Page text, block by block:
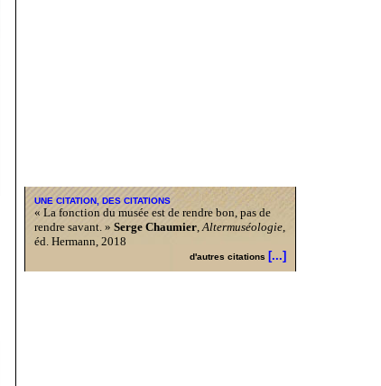
UNE CITATION, DES CITATIONS
« La fonction du musée est de rendre bon, pas de
rendre savant. » Serge Chaumier,Altermuséologie,
éd. Hermann, 2018
d'autres citations [...]